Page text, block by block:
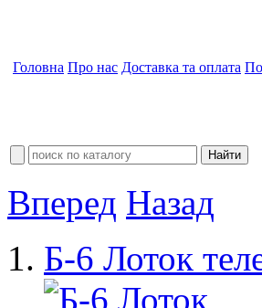
Головна Про нас Доставка та оплата
Вперед Назад
Б-6 Лоток